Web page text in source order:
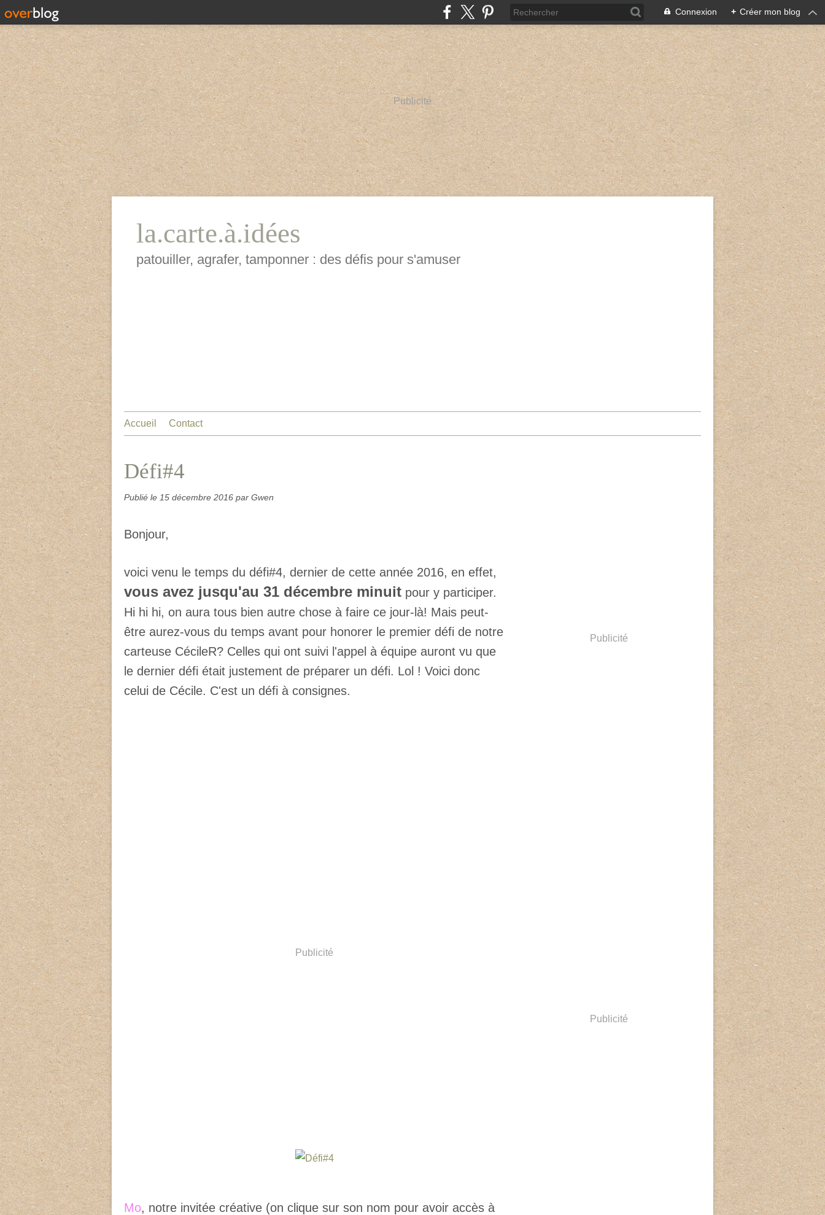
Connexion + Créer mon blog
Publicité
la.carte.à.idées
patouiller, agrafer, tamponner : des défis pour s'amuser
Accueil Contact
Défi#4
Publié le 15 décembre 2016 par Gwen
Bonjour,
voici venu le temps du défi#4, dernier de cette année 2016, en effet,
vous avez jusqu'au 31 décembre minuit pour y participer.
Hi hi hi, on aura tous bien autre chose à faire ce jour-là! Mais peut-
être aurez-vous du temps avant pour honorer le premier défi de notre
carteuse CécileR? Celles qui ont suivi l'appel à équipe auront vu que
le dernier défi était justement de préparer un défi. Lol ! Voici donc
celui de Cécile. C'est un défi à consignes.
Publicité
Mo, notre invitée créative (on clique sur son nom pour avoir accès à
Publicité
Publicité